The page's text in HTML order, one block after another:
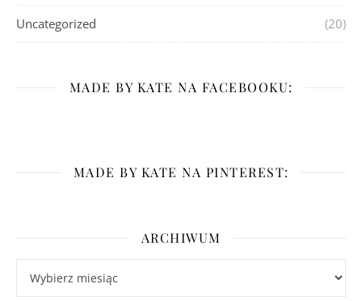
Uncategorized (20)
MADE BY KATE NA FACEBOOKU:
MADE BY KATE NA PINTEREST:
ARCHIWUM